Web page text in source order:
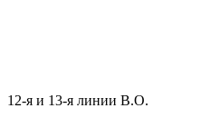
12-я и 13-я линии В.О.